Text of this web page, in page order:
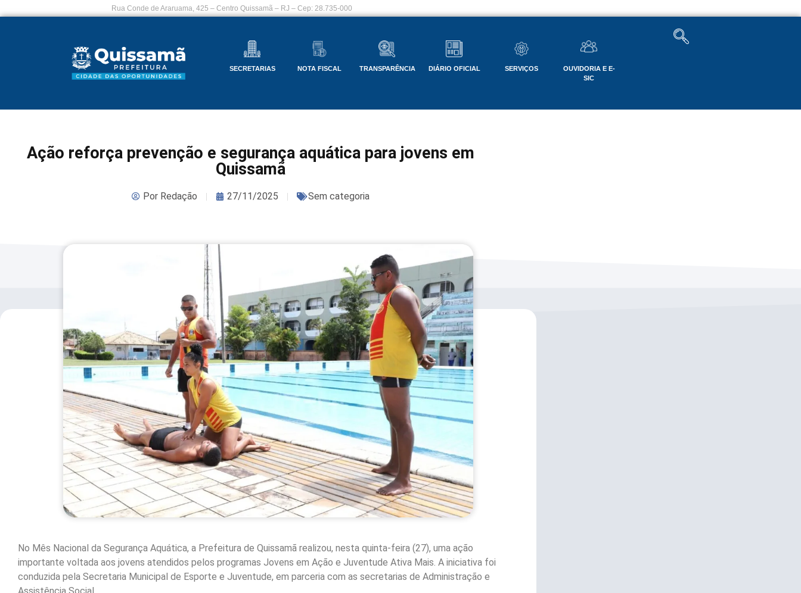
Rua Conde de Araruama, 425 – Centro Quissamã – RJ – Cep: 28.735-000
SECRETARIAS NOTA FISCAL TRANSPARÊNCIA DIÁRIO OFICIAL SERVIÇOS
OUVIDORIA E E-
SIC
Ação reforça prevenção e segurança aquática para jovens em
Quissamã
PorRedação 27/11/2025 Sem categoria
No Mês Nacional da Segurança Aquática, a Prefeitura de Quissamã realizou, nesta quinta-feira (27), uma ação
importante voltada aos jovens atendidos pelos programas Jovens em Ação e Juventude Ativa Mais. A iniciativa foi
conduzida pela Secretaria Municipal de Esporte e Juventude, em parceria com as secretarias de Administração e